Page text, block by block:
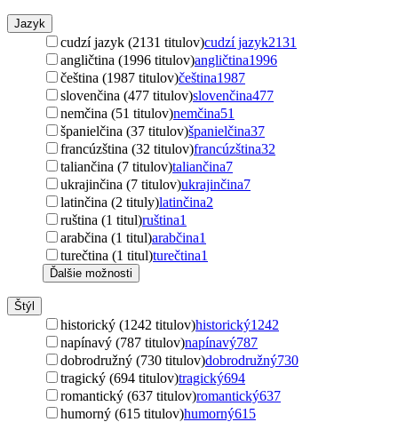
Jazyk
cudzí jazyk (2131 titulov)cudzí jazyk2131
angličtina (1996 titulov)angličtina1996
čeština (1987 titulov)čeština1987
slovenčina (477 titulov)slovenčina477
nemčina (51 titulov)nemčina51
španielčina (37 titulov)španielčina37
francúzština (32 titulov)francúzština32
taliančina (7 titulov)taliančina7
ukrajinčina (7 titulov)ukrajinčina7
latinčina (2 tituly)latinčina2
ruština (1 titul)ruština1
arabčina (1 titul)arabčina1
turečtina (1 titul)turečtina1
Ďalšie možnosti
Štýl
historický (1242 titulov)historický1242
napínavý (787 titulov)napínavý787
dobrodružný (730 titulov)dobrodružný730
tragický (694 titulov)tragický694
romantický (637 titulov)romantický637
humorný (615 titulov)humorný615